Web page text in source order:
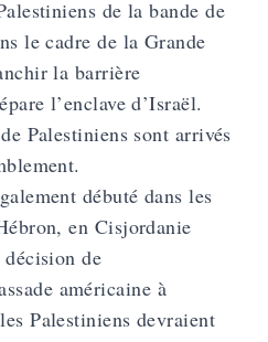
de la bande de
le cadre de la Grande
la barrière
l’enclave d’Israël.
Palestiniens sont arrivés
débuté dans les
en Cisjordanie
décision de
américaine à
Palestiniens devraient